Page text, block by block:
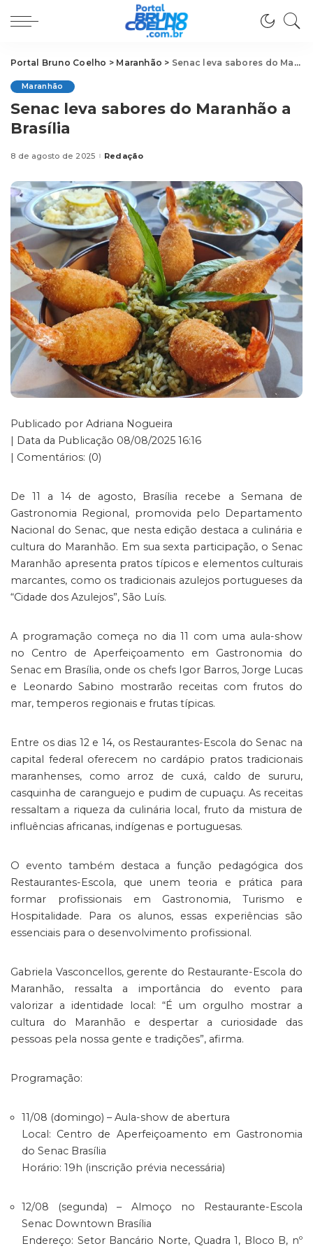
Portal Bruno Coelho > Maranhão > Senac leva sabores do Maranhão a Brasília
Maranhão
Senac leva sabores do Maranhão a
Brasília
8 de agosto de 2025Posted
Redação
Publicado por Adriana Nogueira
| Data da Publicação 08/08/2025 16:16
| Comentários: (0)
De 11 a 14 de agosto, Brasília recebe a Semana de
Gastronomia Regional, promovida pelo Departamento
Nacional do Senac, que nesta edição destaca a culinária e
cultura do Maranhão. Em sua sexta participação, o Senac
Maranhão apresenta pratos típicos e elementos culturais
marcantes, como os tradicionais azulejos portugueses da
“Cidade dos Azulejos”, São Luís.
A programação começa no dia 11 com uma aula-show
no Centro de Aperfeiçoamento em Gastronomia do
Senac em Brasília, onde os chefs Igor Barros, Jorge Lucas
e Leonardo Sabino mostrarão receitas com frutos do
mar, temperos regionais e frutas típicas.
Entre os dias 12 e 14, os Restaurantes-Escola do Senac na
capital federal oferecem no cardápio pratos tradicionais
maranhenses, como arroz de cuxá, caldo de sururu,
casquinha de caranguejo e pudim de cupuaçu. As receitas
ressaltam a riqueza da culinária local, fruto da mistura de
influências africanas, indígenas e portuguesas.
O evento também destaca a função pedagógica dos
Restaurantes-Escola, que unem teoria e prática para
formar profissionais em Gastronomia, Turismo e
Hospitalidade. Para os alunos, essas experiências são
essenciais para o desenvolvimento profissional.
Gabriela Vasconcellos, gerente do Restaurante-Escola do
Maranhão, ressalta a importância do evento para
valorizar a identidade local: “É um orgulho mostrar a
cultura do Maranhão e despertar a curiosidade das
pessoas pela nossa gente e tradições”, afirma.
Programação:
11/08 (domingo) – Aula-show de abertura
Local: Centro de Aperfeiçoamento em Gastronomia
do Senac Brasília
Horário: 19h (inscrição prévia necessária)
12/08 (segunda) – Almoço no Restaurante-Escola
Senac Downtown Brasília
Endereço: Setor Bancário Norte, Quadra 1, Bloco B, nº